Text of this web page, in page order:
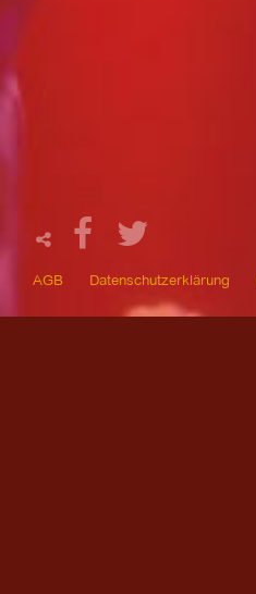
AGB Datenschutzerklärung